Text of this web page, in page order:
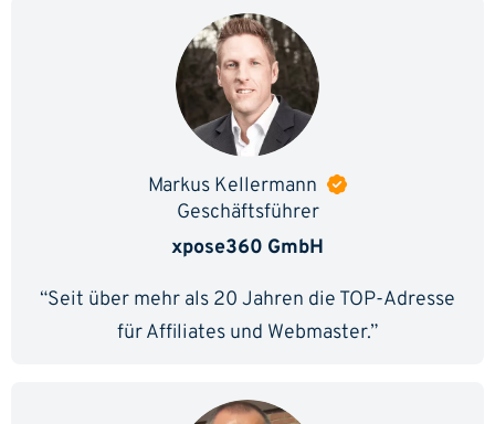
Markus Kellermann
Geschäftsführer
xpose360 GmbH
“Seit über mehr als 20 Jahren die TOP-Adresse
für Affiliates und Webmaster.”